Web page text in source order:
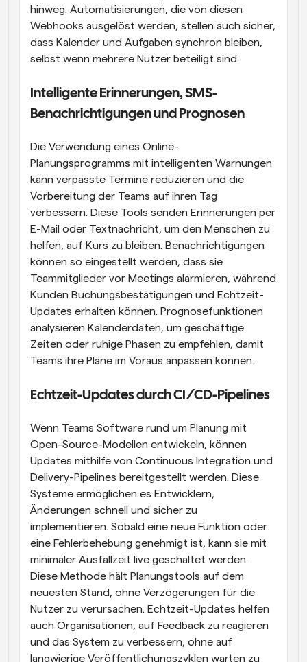
hinweg. Automatisierungen, die von diesen
Webhooks ausgelöst werden, stellen auch sicher,
dass Kalender und Aufgaben synchron bleiben,
selbst wenn mehrere Nutzer beteiligt sind.
Intelligente Erinnerungen, SMS-
Benachrichtigungen und Prognosen
Die Verwendung eines Online-
Planungsprogramms mit intelligenten Warnungen
kann verpasste Termine reduzieren und die
Vorbereitung der Teams auf ihren Tag
verbessern. Diese Tools senden Erinnerungen per
E-Mail oder Textnachricht, um den Menschen zu
helfen, auf Kurs zu bleiben. Benachrichtigungen
können so eingestellt werden, dass sie
Teammitglieder vor Meetings alarmieren, während
Kunden Buchungsbestätigungen und Echtzeit-
Updates erhalten können. Prognosefunktionen
analysieren Kalenderdaten, um geschäftige
Zeiten oder ruhige Phasen zu empfehlen, damit
Teams ihre Pläne im Voraus anpassen können.
Echtzeit-Updates durch CI/CD-Pipelines
Wenn Teams Software rund um Planung mit
Open-Source-Modellen entwickeln, können
Updates mithilfe von Continuous Integration und
Delivery-Pipelines bereitgestellt werden. Diese
Systeme ermöglichen es Entwicklern,
Änderungen schnell und sicher zu
implementieren. Sobald eine neue Funktion oder
eine Fehlerbehebung genehmigt ist, kann sie mit
minimaler Ausfallzeit live geschaltet werden.
Diese Methode hält Planungstools auf dem
neuesten Stand, ohne Verzögerungen für die
Nutzer zu verursachen. Echtzeit-Updates helfen
auch Organisationen, auf Feedback zu reagieren
und das System zu verbessern, ohne auf
langwierige Veröffentlichungszyklen warten zu